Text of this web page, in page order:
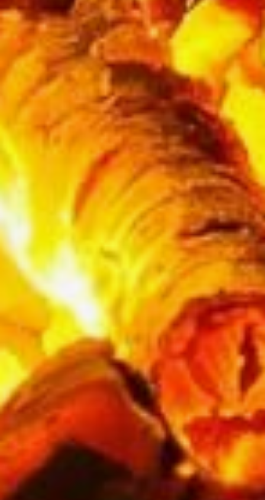
При использовании газовой
плиты необходимо следить
за её исправностью. Если
в процессе эксплуатации
плиты пламя коптящее,
значит, газ сгорает
не полностью. В данном
случае необходимо
отрегулировать подачу
воздуха. И это должен
сделать специалист. Если
происходит отрыв пламени
от горелки, значит, воздуха
поступает слишком много,
пользоваться такой горелкой
категорически запрещено.
Не оставляйте работающие
газовые приборы
без присмотра,
не допускайте к пользованию
газовыми приборами детей
дошкольного возраста и лиц,
не контролирующих свои
действия.
Не используйте газовые
плиты для отопления
помещений.
По окончании пользования
плитой или духовым шкафом
следует перекрыть подачу
газа.
При обнаружении любой
неисправности газового
оборудования следует
позвонить в газовую службу
и вызвать специалистов.
При обнаружении запаха
газа в подвале, в подъезде,
во дворе, в квартире
необходимо:
— оповестить окружающих
о мерах предосторожности;
— исключить использование
открытого огня,